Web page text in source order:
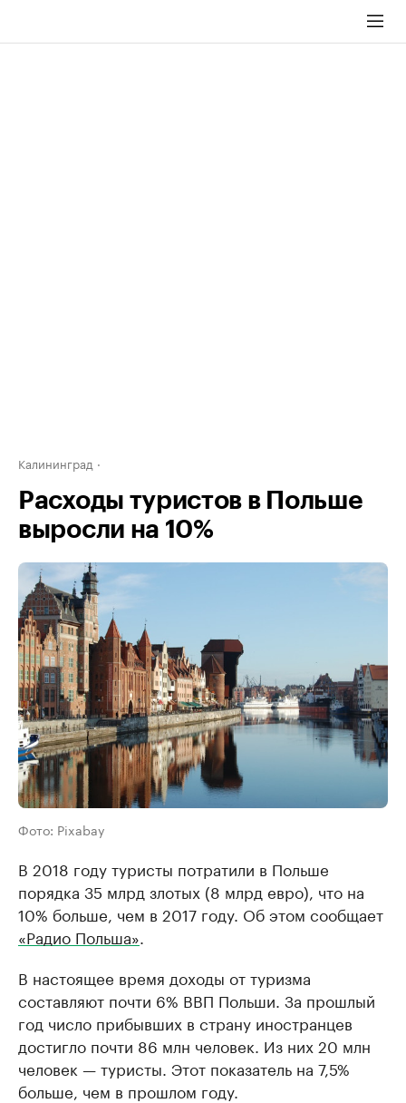
Калининград
Расходы туристов в Польше
выросли на 10%
Фото: Pixabay
В 2018 году туристы потратили в Польше
порядка 35 млрд злотых (8 млрд евро), что на
10% больше, чем в 2017 году. Об этом сообщает
«Радио Польша»
В настоящее время доходы от туризма
составляют почти 6% ВВП Польши. За прошлый
год число прибывших в страну иностранцев
достигло почти 86 млн человек. Из них 20 млн
человек — туристы. Этот показатель на 7,5%
больше, чем в прошлом году.